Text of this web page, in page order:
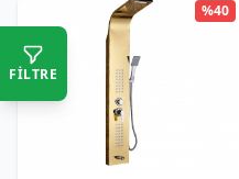
FİLTRE
%40